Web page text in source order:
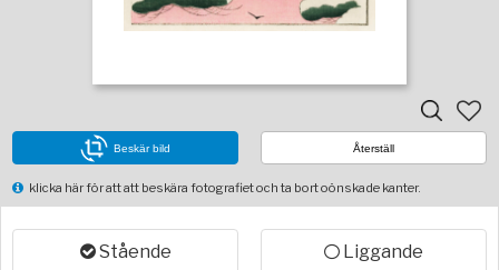
Beskär bild Återställ
klicka här för att att beskära fotografiet och ta bort oönskade kanter.
Stående Liggande